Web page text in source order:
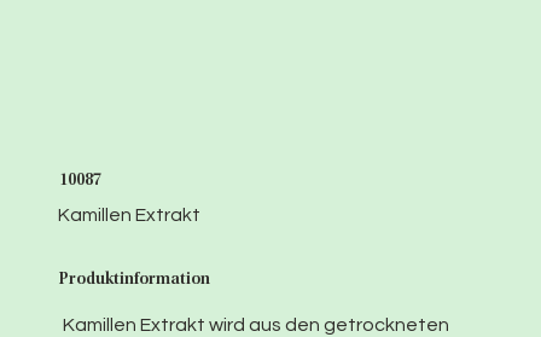
10087
Kamillen Extrakt
Produktinformation
Kamillen Extrakt wird aus den getrockneten